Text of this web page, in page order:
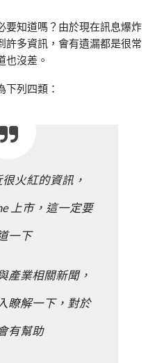
要知道嗎？由於現在訊息爆炸
許多資訊，會有遺漏都是很常
也沒差。
下列四類：
火紅的資訊，
上市，這一定要
一下
產業相關新聞，
瞭解一下，對於
有幫助